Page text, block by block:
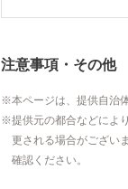
注意事項・その他
本ページは、提供自治
提供元の都合などによ
更される場合がござい
確認ください。